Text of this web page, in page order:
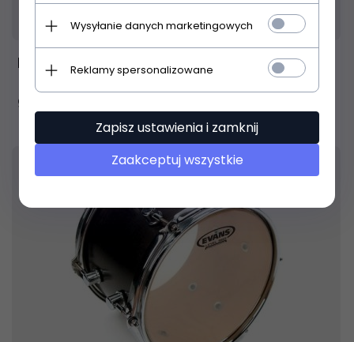
Evans B14G1 naciąg do tomów uderzany14"
94,
Wysyłanie danych marketingowych
Reklamy spersonalizowane
Zapisz ustawienia i zamknij
Zaakceptuj wszystkie